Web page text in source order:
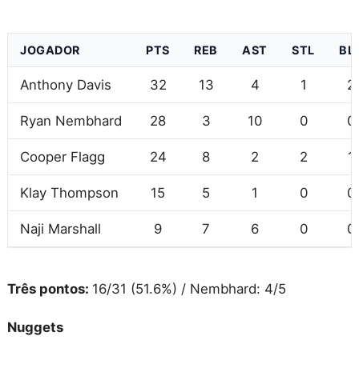
JOGADOR PTS REB AST STL
Anthony Davis 32 13 4 1 2
Ryan Nembhard 28 3 10 0 0
Cooper Flagg 24 8 2 2 1
Klay Thompson 15 5 1 0 0
Naji Marshall 9 7 6 0 0
Três pontos: 16/31 (51.6%) / Nembhard: 4/5
Nuggets